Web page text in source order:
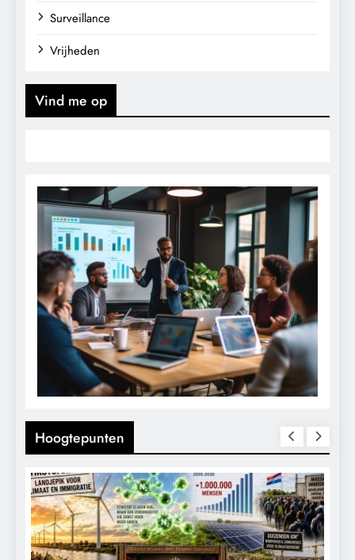
Surveillance
Vrijheden
Vind me op
Hoogtepunten